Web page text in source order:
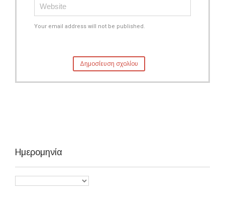
Your email address will not be published.
Ημερομηνία